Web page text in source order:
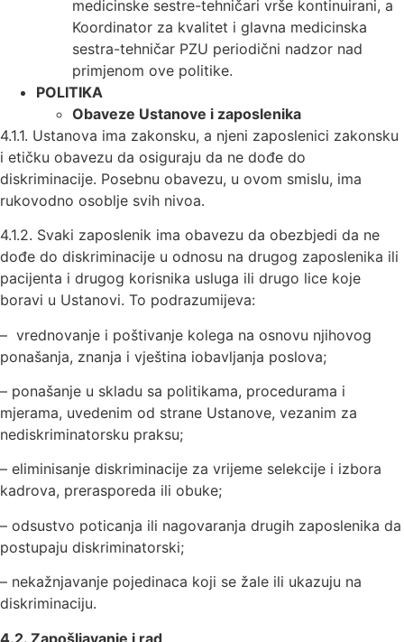
medicinske sestre-tehničari vrše kontinuirani, a
Koordinator za kvalitet i glavna medicinska
sestra-tehničar PZU periodični nadzor nad
primjenom ove politike.
POLITIKA
Obaveze Ustanove i zaposlenika
4.1.1. Ustanova ima zakonsku, a njeni zaposlenici zakonsku
i etičku obavezu da osiguraju da ne dođe do
diskriminacije. Posebnu obavezu, u ovom smislu, ima
rukovodno osoblje svih nivoa.
4.1.2. Svaki zaposlenik ima obavezu da obezbjedi da ne
dođe do diskriminacije u odnosu na drugog zaposlenika ili
pacijenta i drugog korisnika usluga ili drugo lice koje
boravi u Ustanovi. To podrazumijeva:
– vrednovanje i poštivanje kolega na osnovu njihovog
ponašanja, znanja i vještina iobavljanja poslova;
– ponašanje u skladu sa politikama, procedurama i
mjerama, uvedenim od strane Ustanove, vezanim za
nediskriminatorsku praksu;
– eliminisanje diskriminacije za vrijeme selekcije i izbora
kadrova, prerasporeda ili obuke;
– odsustvo poticanja ili nagovaranja drugih zaposlenika da
postupaju diskriminatorski;
– nekažnjavanje pojedinaca koji se žale ili ukazuju na
diskriminaciju.
4.2. Zapošljavanje i rad